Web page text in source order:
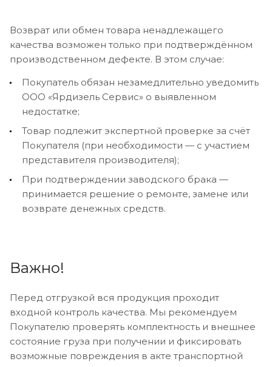
Возврат или обмен товара ненадлежащего
качества возможен только при подтверждённом
производственном дефекте. В этом случае:
Покупатель обязан незамедлительно уведомить
ООО «Ярдизель Сервис» о выявленном
недостатке;
Товар подлежит экспертной проверке за счёт
Покупателя (при необходимости — с участием
представителя производителя);
При подтверждении заводского брака —
принимается решение о ремонте, замене или
возврате денежных средств.
Важно!
Перед отгрузкой вся продукция проходит
входной контроль качества. Мы рекомендуем
Покупателю проверять комплектность и внешнее
состояние груза при получении и фиксировать
возможные повреждения в акте транспортной